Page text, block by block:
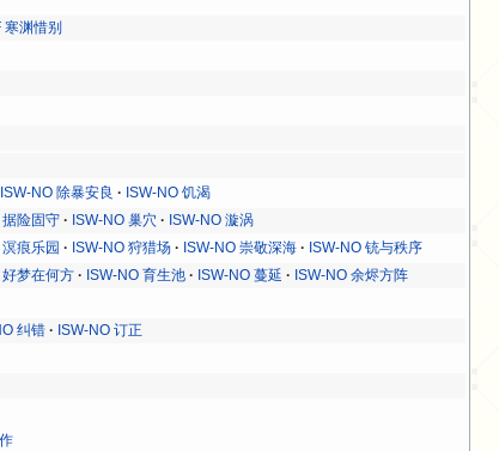
寒渊惜别
ISW-NO 除暴安良
ISW-NO 饥渴
据险固守 ISW-NO 巢穴
ISW-NO 漩涡
溟痕乐园 ISW-NO 狩猎场 ISW-NO 崇敬深海
ISW-NO 铳与秩序
好梦在何方 ISW-NO 育生池 ISW-NO 蔓延
ISW-NO 余烬方阵
纠错
ISW-NO 订正